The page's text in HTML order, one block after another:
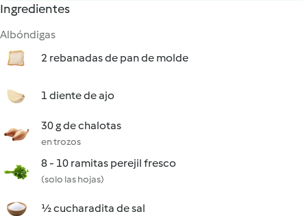
Ingredientes
Albóndigas
2 rebanadas de pan de molde
1 diente de ajo
30 g de chalotas
en trozos
8 - 10 ramitas perejil fresco
(solo las hojas)
½ cucharadita de sal